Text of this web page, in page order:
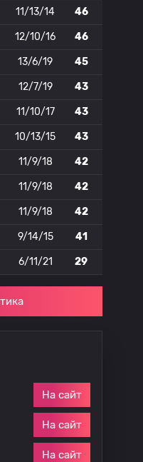
11/13/14 46
12/10/16 46
13/6/19 45
12/7/19 43
11/10/17 43
10/13/15 43
11/9/18 42
11/9/18 42
11/9/18 42
9/14/15 41
6/11/21 29
На сайт
На сайт
На сайт